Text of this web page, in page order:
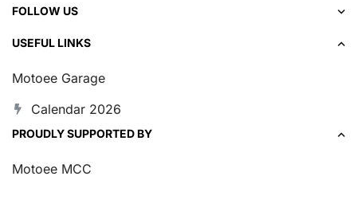
FOLLOW US
USEFUL LINKS
Motoee Garage
Calendar 2026
PROUDLY SUPPORTED BY
Motoee MCC